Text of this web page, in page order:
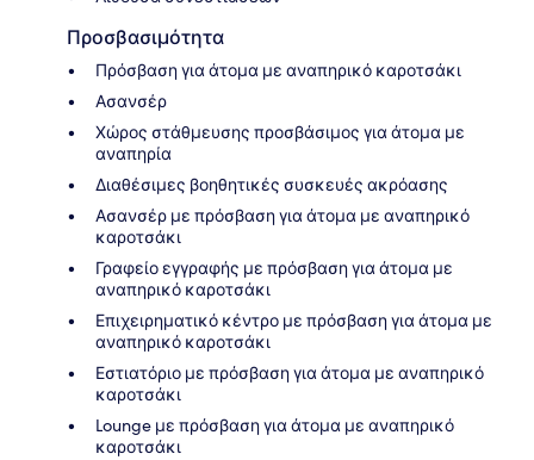
Προσβασιμότητα
Πρόσβαση για άτομα με αναπηρικό καροτσάκι
Ασανσέρ
Χώρος στάθμευσης προσβάσιμος για άτομα με
αναπηρία
Διαθέσιμες βοηθητικές συσκευές ακρόασης
Ασανσέρ με πρόσβαση για άτομα με αναπηρικό
καροτσάκι
Γραφείο εγγραφής με πρόσβαση για άτομα με
αναπηρικό καροτσάκι
Επιχειρηματικό κέντρο με πρόσβαση για άτομα με
αναπηρικό καροτσάκι
Εστιατόριο με πρόσβαση για άτομα με αναπηρικό
καροτσάκι
Lounge με πρόσβαση για άτομα με αναπηρικό
καροτσάκι